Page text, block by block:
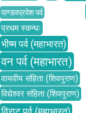
पाण्डवप्रवेश पर्व
प्रथम स्कन्धः
भीष्म पर्व (महाभारत)
वन पर्व (महाभारत)
वायवीय संहिता (शिवपुराण)
विद्येश्वर संहिता (शिवपुराण)